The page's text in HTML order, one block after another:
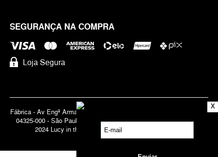
SEGURANÇA NA COMPRA
Loja Segura
Fábrica - Av Engº Armando de Arruda Pereira, 3888 - Jabaquara | Cep
04325-000 - São Paulo - SP - Brasil CNPJ 71.947.691/0001-83 | ©
2024 Lucy in the Sky | Todos os direitos reservados.
X